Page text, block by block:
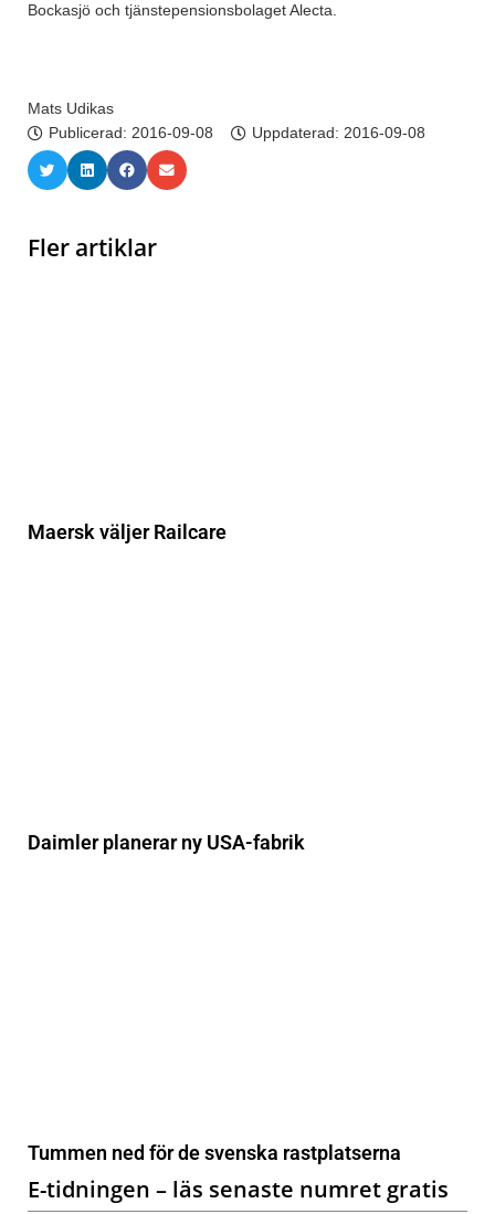
Bockasjö och tjänstepensionsbolaget Alecta.
Mats Udikas
Publicerad: 2016-09-08 Uppdaterad: 2016-09-08
Fler artiklar
Maersk väljer Railcare
Daimler planerar ny USA-fabrik
Tummen ned för de svenska rastplatserna
E-tidningen – läs senaste numret gratis